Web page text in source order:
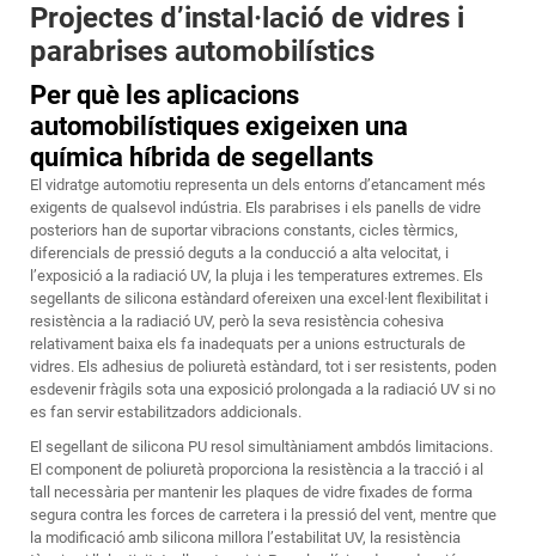
Projectes d’instal·lació de vidres i
parabrises automobilístics
Per què les aplicacions
automobilístiques exigeixen una
química híbrida de segellants
El vidratge automotiu representa un dels entorns d’etancament més
exigents de qualsevol indústria. Els parabrises i els panells de vidre
posteriors han de suportar vibracions constants, cicles tèrmics,
diferencials de pressió deguts a la conducció a alta velocitat, i
l’exposició a la radiació UV, la pluja i les temperatures extremes. Els
segellants de silicona estàndard ofereixen una excel·lent flexibilitat i
resistència a la radiació UV, però la seva resistència cohesiva
relativament baixa els fa inadequats per a unions estructurals de
vidres. Els adhesius de poliuretà estàndard, tot i ser resistents, poden
esdevenir fràgils sota una exposició prolongada a la radiació UV si no
es fan servir estabilitzadors addicionals.
El segellant de silicona PU resol simultàniament ambdós limitacions.
El component de poliuretà proporciona la resistència a la tracció i al
tall necessària per mantenir les plaques de vidre fixades de forma
segura contra les forces de carretera i la pressió del vent, mentre que
la modificació amb silicona millora l’estabilitat UV, la resistència